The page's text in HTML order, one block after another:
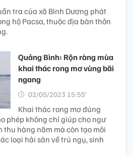
tra của xã Bình Dương phát
hộ Pacsa, thuộc địa bàn thôn
Quảng Bình: Rộn ràng mùa
khai thác rong mơ vùng bãi
ngang
02/05/2023 15:55’
Khai thác rong mơ đúng
phép không chỉ giúp cho ngư
thu hàng năm mà còn tạo môi
loại hải sản về trú ngụ, sinh